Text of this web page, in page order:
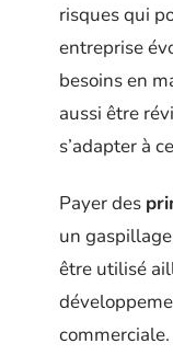
risques qui
entreprise
besoins en
aussi être
s’adapter à
Payer des
un
être utilisé
commerciale.